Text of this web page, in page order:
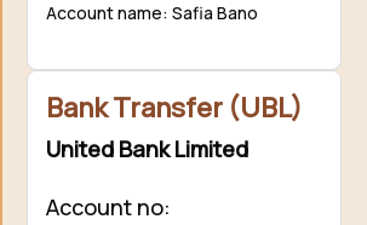
Account name: Safia Bano
Bank Transfer (UBL)
United Bank Limited
Account no: